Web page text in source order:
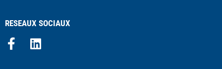
RESEAUX SOCIAUX